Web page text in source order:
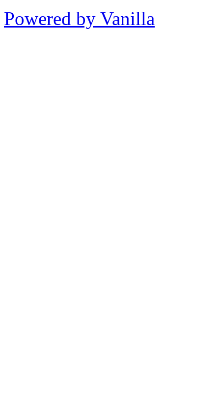
Powered by Vanilla